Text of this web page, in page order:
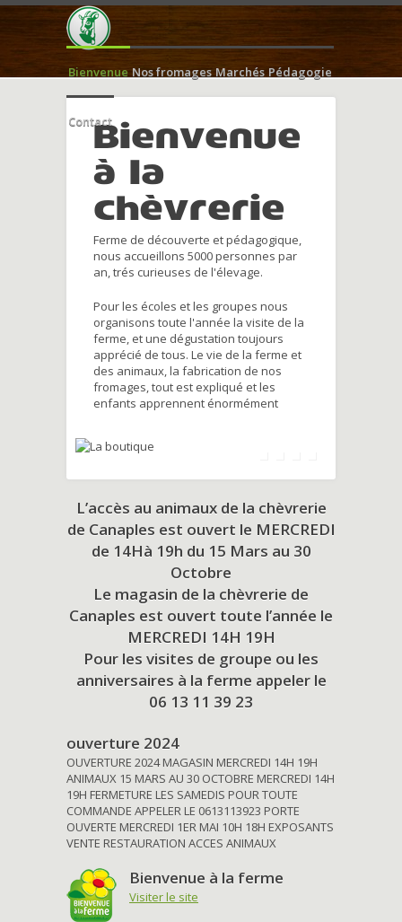
Bienvenue Nos fromages Marchés Pédagogie
ContactBienvenue
à la
chèvrerie
Ferme de découverte et pédagogique,
nous accueillons 5000 personnes par
an, trés curieuses de l'élevage.
Pour les écoles et les groupes nous
organisons toute l'année la visite de la
ferme, et une dégustation toujours
apprécié de tous. Le vie de la ferme et
des animaux, la fabrication de nos
fromages, tout est expliqué et les
enfants apprennent énormément
L’accès au animaux de la chèvrerie
de Canaples est ouvert le MERCREDI
de 14Hà 19h du 15 Mars au 30
Octobre
Le magasin de la chèvrerie de
Canaples est ouvert toute l’année le
MERCREDI 14H 19H
Pour les visites de groupe ou les
anniversaires à la ferme appeler le
06 13 11 39 23
ouverture 2024
OUVERTURE 2024 MAGASIN MERCREDI 14H 19H
ANIMAUX 15 MARS AU 30 OCTOBRE MERCREDI 14H
19H FERMETURE LES SAMEDIS POUR TOUTE
COMMANDE APPELER LE 0613113923 PORTE
OUVERTE MERCREDI 1ER MAI 10H 18H EXPOSANTS
VENTE RESTAURATION ACCES ANIMAUX
Bienvenue à la ferme
Visiter le site